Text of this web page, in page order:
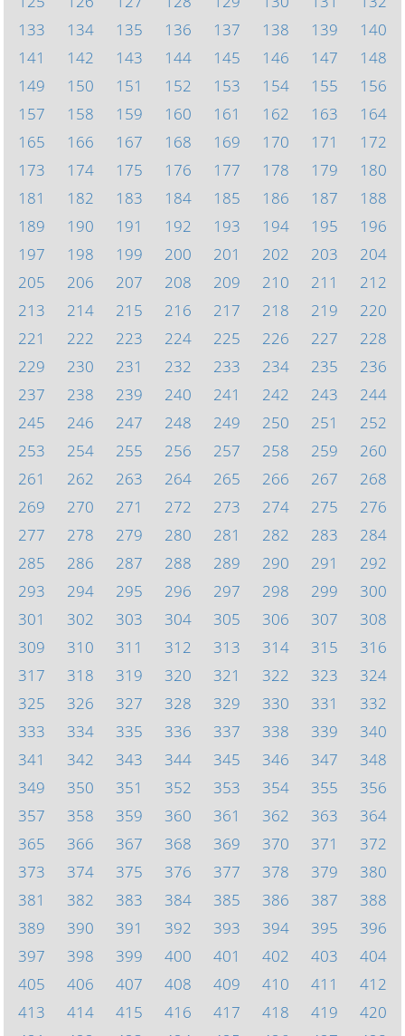
133
134 135 136 137 138 139
140
141
142 143 144 145 146 147
148
149
150 151 152 153 154 155
156
157
158 159 160 161 162 163
164
165
166 167 168 169 170 171
172
173
174 175 176 177 178 179
180
181
182 183 184 185 186 187
188
189
190 191 192 193 194 195
196
197
198 199 200 201 202 203
204
205
206 207 208 209 210 211
212
213
214 215 216 217 218 219
220
221
222 223 224 225 226 227
228
229
230 231 232 233 234 235
236
237
238 239 240 241 242 243
244
245
246 247 248 249 250 251
252
253
254 255 256 257 258 259
260
261
262 263 264 265 266 267
268
269
270 271 272 273 274 275
276
277
278 279 280 281 282 283
284
285
286 287 288 289 290 291
292
293
294 295 296 297 298 299
300
301
302 303 304 305 306 307
308
309
310 311 312 313 314 315
316
317
318 319 320 321 322 323
324
325
326 327 328 329 330 331
332
333
334 335 336 337 338 339
340
341
342 343 344 345 346 347
348
349
350 351 352 353 354 355
356
357
358 359 360 361 362 363
364
365
366 367 368 369 370 371
372
373
374 375 376 377 378 379
380
381
382 383 384 385 386 387
388
389
390 391 392 393 394 395
396
397
398 399 400 401 402 403
404
405
406 407 408 409 410 411
412
413
414 415 416 417 418 419
420